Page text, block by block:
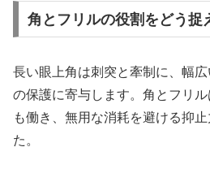
角とフリルの役割をどう捉
長い眼上角は刺突と牽制に、幅
の保護に寄与します。角とフリ
も働き、無用な消耗を避ける抑
た。